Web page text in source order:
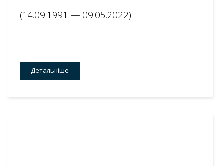
(14.09.1991 — 09.05.2022)
Детальніше